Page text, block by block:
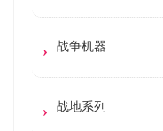
战争机器
战地系列